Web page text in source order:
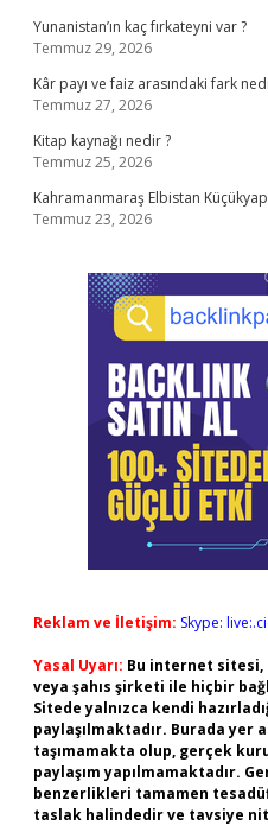
Yunanistan’ın kaç fırkateyni var ?
Temmuz 29, 2026
Kâr payı ve faiz arasındaki fark
Temmuz 27, 2026
Kitap kaynağı nedir ?
Temmuz 25, 2026
Kahramanmaraş Elbistan
Temmuz 23, 2026
Reklam ve İletişim: Skype:
Yasal Uyarı: Bu internet sitesi,
veya şahıs şirketi ile hiçbir
Sitede yalnızca kendi
paylaşılmaktadır. Burada
taşımamakta olup, gerçek
paylaşım yapılmamaktadır.
benzerlikleri tamamen
taslak halindedir ve tavsiye